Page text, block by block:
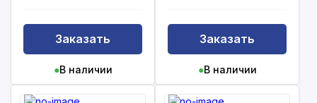
Заказать
●В наличии
Заказать
●В наличии